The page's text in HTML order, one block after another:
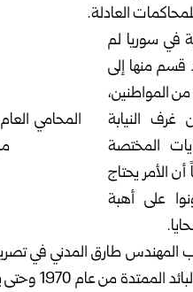
العادلة.
في سوريا لم
قسم منها إلى
المواطنين،
غرف النيابة
المختصة
الأمر يحتاج
على أهبة
طارق المدني في تصريح
ومعقد، بسبب